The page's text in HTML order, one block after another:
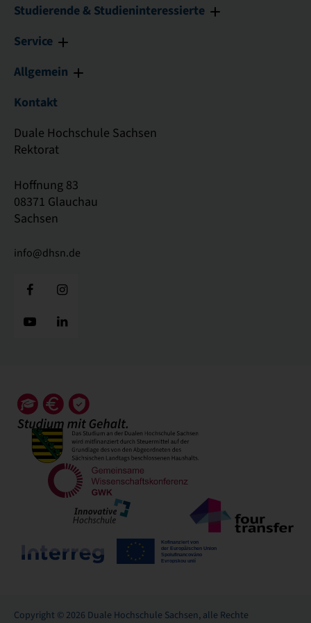
Studierende & Studieninteressierte
Service
Allgemein
Kontakt
Duale Hochschule Sachsen
Rektorat
Hoffnung 83
08371 Glauchau
Sachsen
info@dhsn.de
Copyright © 2026 Duale Hochschule Sachsen, alle Rechte